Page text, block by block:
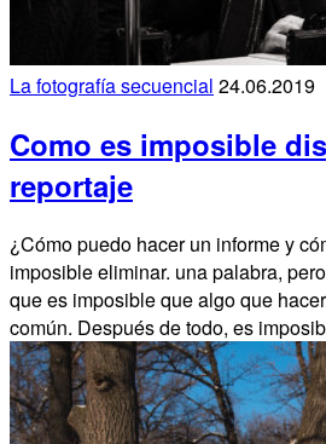
La fotografía secuencial 24.06.2019
Como es imposible
reportaje
¿Cómo puedo hacer un informe y
imposible eliminar. una palabra,
que es imposible que algo que
común. Después de todo, es